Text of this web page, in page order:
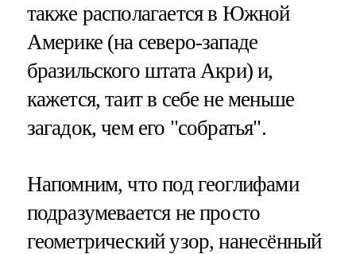
также располагается в Южной
Америке (на северо-западе
бразильского штата Акри) и,
кажется, таит в себе не меньше
загадок, чем его "собратья".
Напомним, что под геоглифами
подразумевается не просто
геометрический узор, нанесённый